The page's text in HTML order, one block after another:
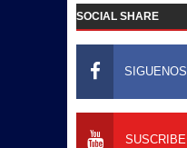
SOCIAL SHARE
SIGUENOS
SUSCRIBE